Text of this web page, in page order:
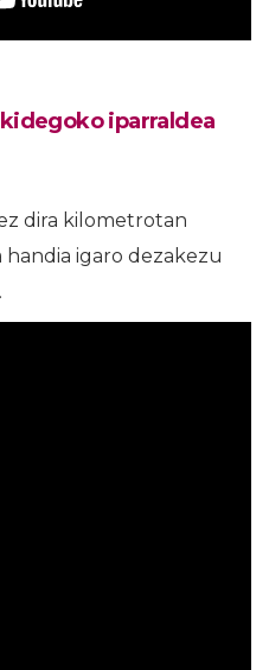
iparraldea
dira kilometrotan
igaro dezakezu
.